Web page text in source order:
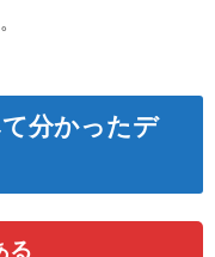
分かったデ
る